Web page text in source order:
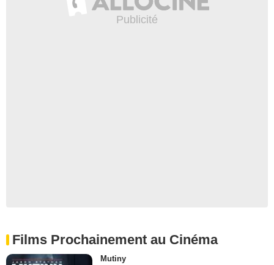
Films Prochainement au Cinéma
Mutiny